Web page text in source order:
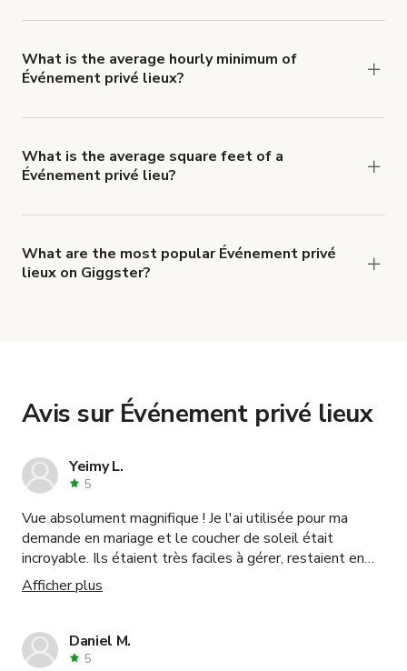
60+ people per booking.
What is the average hourly minimum of
Événement privé lieux?
What is the average square feet of a
Événement privé lieu?
square feet.
What are the most popular Événement privé
lieux on Giggster?
Avis sur Événement privé lieux
Yeimy L.
5
Vue absolument magnifique ! Je l'ai utilisée pour ma
demande en mariage et le coucher de soleil était
incroyable. Ils étaient très faciles à gérer, restaient en
contact et s'assuraient que j'avais tout ce dont j'avais
besoin. Ils ont rendu cela très facile. Je le
Afficher plus
Daniel M.
5